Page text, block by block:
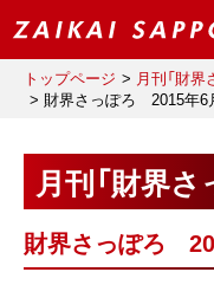
トップページ
月刊「財界
財界さっぽろ 2015年6
月刊「財界さ
財界さっぽろ